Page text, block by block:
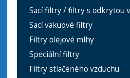
Sací filtry / filtry s odkrytou
Sací vakuové filtry
Filtry olejové mlhy
Speciální filtry
Filtry stlačeného vzduchu